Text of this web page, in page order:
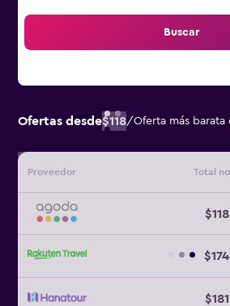
Buscar
Ofertas desde$118/Oferta más
Proveedor Total
$118
$174
$181